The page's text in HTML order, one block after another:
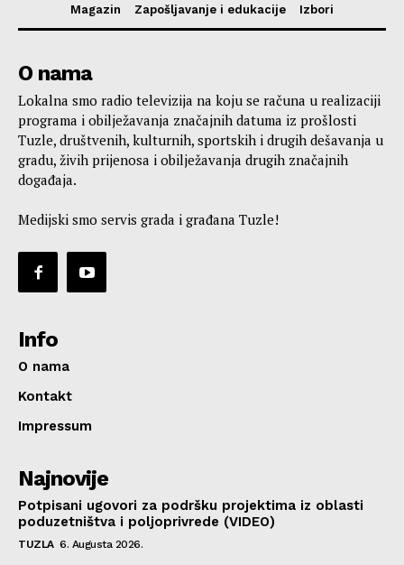
Magazin
Zapošljavanje i edukacije Izbori
O nama
Lokalna smo radio televizija na koju se računa u realizaciji
programa i obilježavanja značajnih datuma iz prošlosti
Tuzle, društvenih, kulturnih, sportskih i drugih dešavanja u
gradu, živih prijenosa i obilježavanja drugih značajnih
događaja.
Medijski smo servis grada i građana Tuzle!
Info
O nama
Kontakt
Impressum
Najnovije
Potpisani ugovori za podršku projektima iz oblasti
poduzetništva i poljoprivrede (VIDEO)
TUZLA 6. Augusta 2026.